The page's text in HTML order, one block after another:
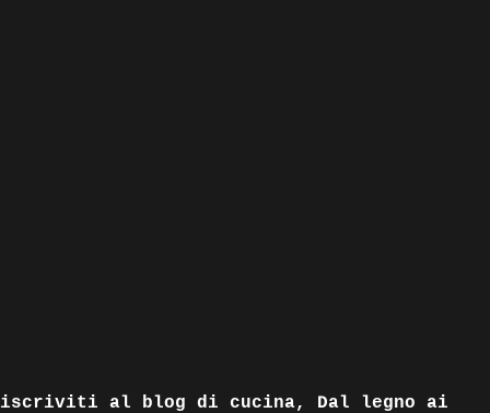
iscriviti al blog di cucina, Dal legno ai